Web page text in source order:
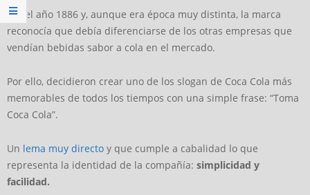
Era el año 1886 y, aunque era época muy distinta, la marca
reconocía que debía diferenciarse de los otras empresas que
vendían bebidas sabor a cola en el mercado.
Por ello, decidieron crear uno de los slogan de Coca Cola más
memorables de todos los tiempos con una simple frase: “Toma
Coca Cola”.
Un lema muy directo y que cumple a cabalidad lo que
representa la identidad de la compañía: simplicidad y
facilidad.